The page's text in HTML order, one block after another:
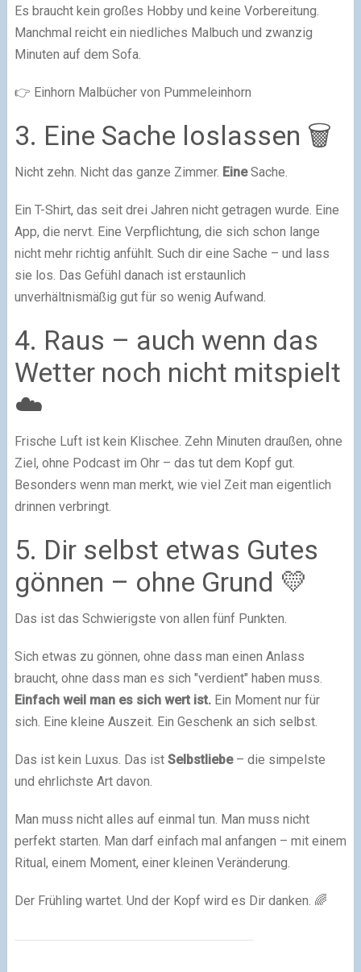
Es braucht kein großes Hobby und keine Vorbereitung.
Manchmal reicht ein niedliches Malbuch und zwanzig
Minuten auf dem Sofa.
👉 Einhorn Malbücher von Pummeleinhorn
3. Eine Sache loslassen 🗑️
Nicht zehn. Nicht das ganze Zimmer. EineSache.
Ein T-Shirt, das seit drei Jahren nicht getragen wurde. Eine
App, die nervt. Eine Verpflichtung, die sich schon lange
nicht mehr richtig anfühlt. Such dir eine Sache – und lass
sie los. Das Gefühl danach ist erstaunlich
unverhältnismäßig gut für so wenig Aufwand.
4. Raus – auch wenn das
Wetter noch nicht mitspielt
☁️
Frische Luft ist kein Klischee. Zehn Minuten draußen, ohne
Ziel, ohne Podcast im Ohr – das tut dem Kopf gut.
Besonders wenn man merkt, wie viel Zeit man eigentlich
drinnen verbringt.
5. Dir selbst etwas Gutes
gönnen – ohne Grund 💛
Das ist das Schwierigste von allen fünf Punkten.
Sich etwas zu gönnen, ohne dass man einen Anlass
braucht, ohne dass man es sich "verdient" haben muss.
Einfach weil man es sich wert ist.Ein Moment nur für
sich. Eine kleine Auszeit. Ein Geschenk an sich selbst.
Das ist kein Luxus. Das ist Selbstliebe– die simpelste
und ehrlichste Art davon.
Man muss nicht alles auf einmal tun. Man muss nicht
perfekt starten. Man darf einfach mal anfangen – mit einem
Ritual, einem Moment, einer kleinen Veränderung.
Der Frühling wartet. Und der Kopf wird es Dir danken. 🌈